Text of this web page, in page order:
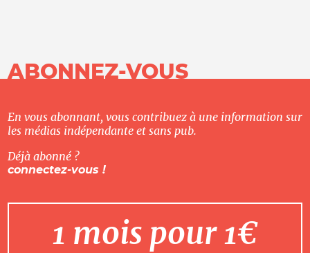
ABONNEZ-VOUS
En vous abonnant, vous contribuez à une information sur
les médias indépendante et sans pub.
Déjà abonné ?
connectez-vous !
1 mois pour 1€